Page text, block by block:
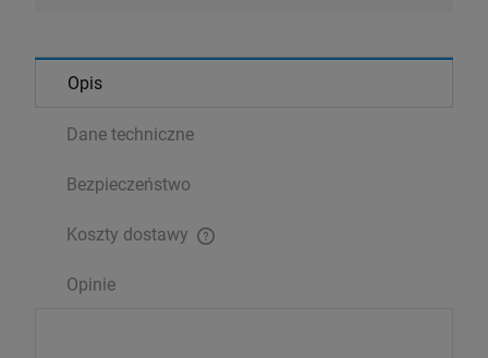
Opis
Dane techniczne
Bezpieczeństwo
Koszty dostawy
Opinie